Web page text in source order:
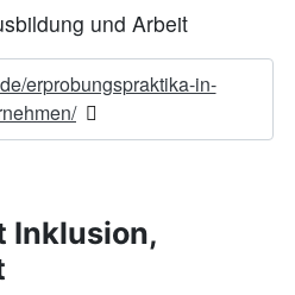
und Arbeit
erprobungspraktika-in-
Inklusion,